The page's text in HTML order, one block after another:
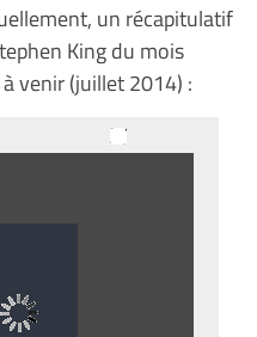
un récapitulatif
King du mois
venir (juillet 2014) :